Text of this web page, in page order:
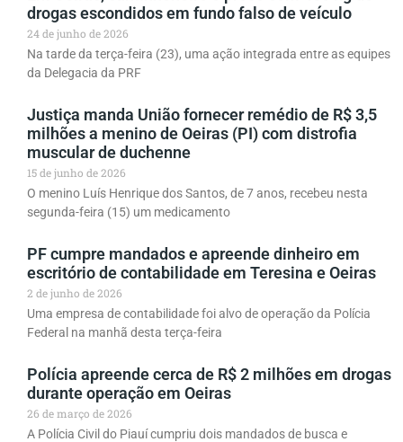
drogas escondidos em fundo falso de veículo
24 de junho de 2026
Na tarde da terça-feira (23), uma ação integrada entre as equipes
da Delegacia da PRF
Justiça manda União fornecer remédio de R$ 3,5
milhões a menino de Oeiras (PI) com distrofia
muscular de duchenne
15 de junho de 2026
O menino Luís Henrique dos Santos, de 7 anos, recebeu nesta
segunda-feira (15) um medicamento
PF cumpre mandados e apreende dinheiro em
escritório de contabilidade em Teresina e Oeiras
2 de junho de 2026
Uma empresa de contabilidade foi alvo de operação da Polícia
Federal na manhã desta terça-feira
Polícia apreende cerca de R$ 2 milhões em drogas
durante operação em Oeiras
26 de março de 2026
A Polícia Civil do Piauí cumpriu dois mandados de busca e